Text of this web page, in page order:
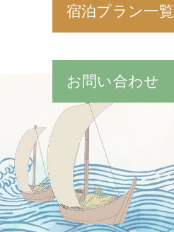
宿泊プラン一覧
お問い合わせ